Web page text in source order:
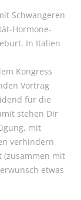
Schwangeren
Hormone-
In Italien
Kongress
Vortrag
für die
stehen Dir
mit
verhindern
(zusammen mit
etwas